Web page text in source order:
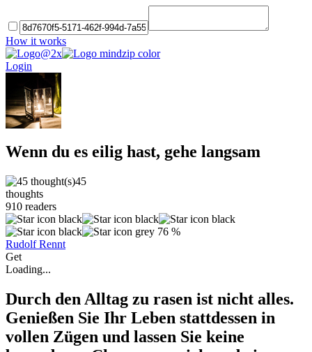
How it works
Login
Wenn du es eilig hast, gehe langsam
45
thoughts
910 readers
76 %
Rudolf Rennt
Get
Loading...
Durch den Alltag zu rasen ist nicht alles.
Genießen Sie Ihr Leben stattdessen in
vollen Zügen und lassen Sie keine